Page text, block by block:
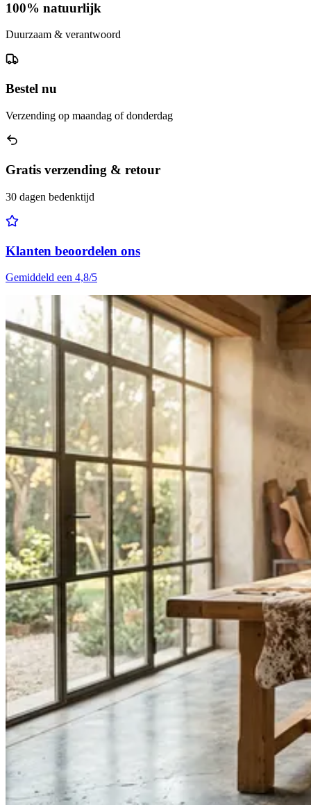
100% natuurlijk
Duurzaam & verantwoord
Bestel nu
Verzending op maandag of donderdag
Gratis verzending & retour
30 dagen bedenktijd
Klanten beoordelen ons
Gemiddeld een 4,8/5